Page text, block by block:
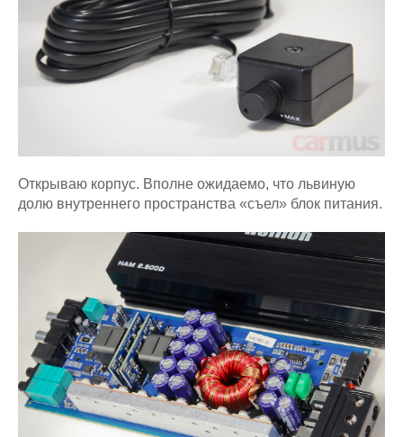
Открываю корпус. Вполне ожидаемо, что львиную
долю внутреннего пространства «съел» блок питания.